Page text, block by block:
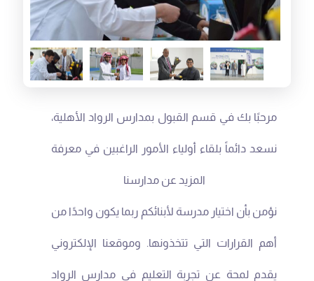
مرحبًا بك في قسم القبول بمدارس الرواد الأهلية،
نسعد دائماً بلقاء أولياء الأمور الراغبين في معرفة
المزيد عن مدارسنا
نؤمن بأن اختيار مدرسة لأبنائكم ربما يكون واحدًا من
أهم القرارات التي تتخذونها. وموقعنا الإلكتروني
يقدم لمحة عن تجربة التعليم في مدارس الرواد